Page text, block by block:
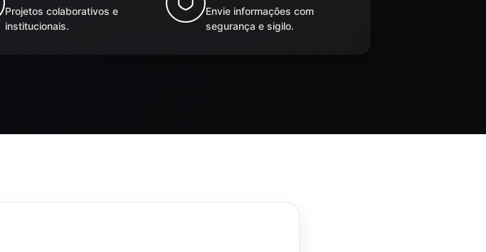
Projetos colaborativos e
institucionais.
Envie informações com
segurança e sigilo.